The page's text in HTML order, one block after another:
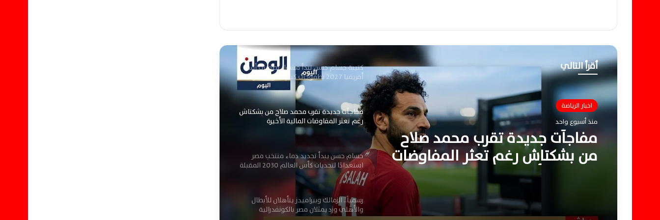
أقرأ التالي
اخبار الرياضة
منذ أسبوع واحد
مفاجآت جديدة تقرب محمد صلاح
من بشكتاش رغم تعثر المفاوضات
المالية الأخيرة
وكوفنتري يتنافسان بقوة لضمه هذا الصيف
كتيبة حسام حسن تبدأ مشوار تصفيات أمم
أفريقيا 2027 بطموحات كبيرة نحو التأهل
مفاجآت جديدة تقرب محمد صلاح من بشكتاش
رغم تعثر المفاوضات المالية الأخيرة
حسام حسن يبدأ تجديد دماء منتخب مصر
استعدادًا لتحديات كأس العالم 2030 المقبلة
رسمياً.. الزمالك وبيراميدز يتأهلان للأبطال
والأهلي وزد يمثلان مصر بالكونفدرالية